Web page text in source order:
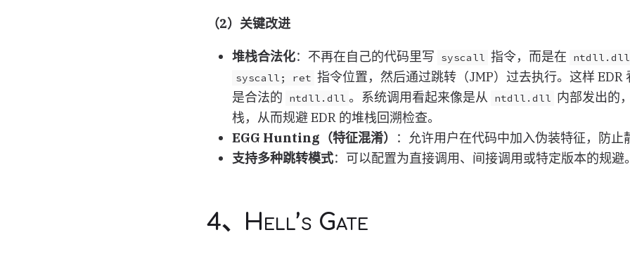
（2）关键改进
堆栈合法化：不再在自己的代码里写 syscall 指令，而是在 ntdll.dll
syscall; ret 指令位置，然后通过跳转（JMP）过去执行。这样 EDR
是合法的
ntdll.dll 。系统调用看起来像是从 ntdll.dll 内部发出的
栈，从而规避 EDR 的堆栈回溯检查。
EGG Hunting（特征混淆）
：允许用户在代码中加入伪装特征，防止
支持多种跳转模式：可以配置为直接调用、间接调用或特定版本的规避。
4、Hell’s Gate